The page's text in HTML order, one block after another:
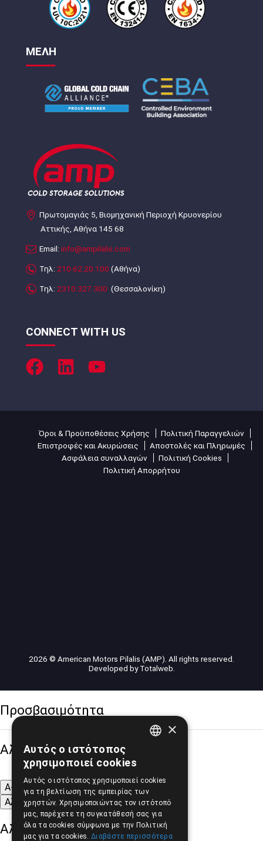
ΜΕΛΗ
Πρωτομαγιάς 5, Βιομηχανική Περιοχή Κρυονερίου
Αττικής, Αθήνα 145 68
Email: info@ampilalis.com
Τηλ: 210.62.20.100 (Αθήνα)
Τηλ: 2310.327.300 (Θεσσαλονίκη)
CONNECT WITH US
Όροι & Προϋποθέσεις Χρήσης
Πολιτική Παραγγελιών
Επιστροφές και Ακυρώσεις
Αποστολές και Πληρωμές
Ασφάλεια συναλλαγών
Πολιτική Cookies
Πολιτική Απορρήτου
2026 © American Motors Pilalis (AMP). All rights reserved.
Developed byTotalweb
Προσβασιμότητα
Αλλαγή Μεγέθους
A- A+
A
Αλλαγή Γραμματοσειράς
Αλλαγή Χρώματος
×
Αυτός ο ιστότοπος
χρησιμοποιεί cookies
Αυτός ο ιστότοπος χρησιμοποιεί cookies
για τη βελτίωση της εμπειρίας των
χρηστών. Χρησιμοποιώντας τον ιστότοπό
μας, παρέχετε τη συγκατάθεσή σας για
όλα τα cookies σύμφωνα με την Πολιτική
μας για τα cookies. Διαβάστε περισσότερα